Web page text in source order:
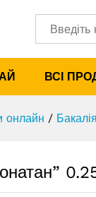
Категорії
ВСІ
онлайн / Бакалія